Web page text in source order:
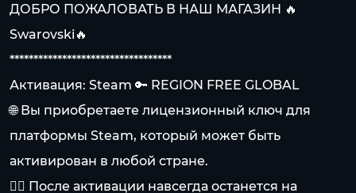
ДОБРО ПОЖАЛОВАТЬ В НАШ МАГАЗИН 🔥
Swarovski🔥
**********************************
Активация: Steam 🔑 REGION FREE GLOBAL
🌐 Вы приобретаете лицензионный ключ для
платформы Steam, который может быть
активирован в любой стране.
👍🏻 После активации навсегда останется на